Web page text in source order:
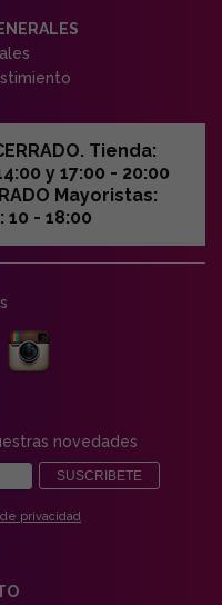
Tienda:
y 17:00 - 20:00
Mayoristas:
- 18:00
novedades
SUSCRIBETE
privacidad